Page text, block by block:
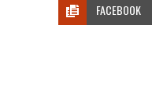
FACEBOOK